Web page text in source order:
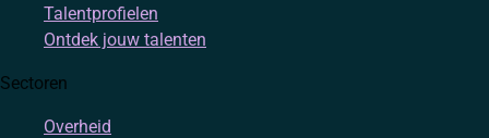
Talentprofielen
Ontdek jouw talenten
Sectoren
Overheid